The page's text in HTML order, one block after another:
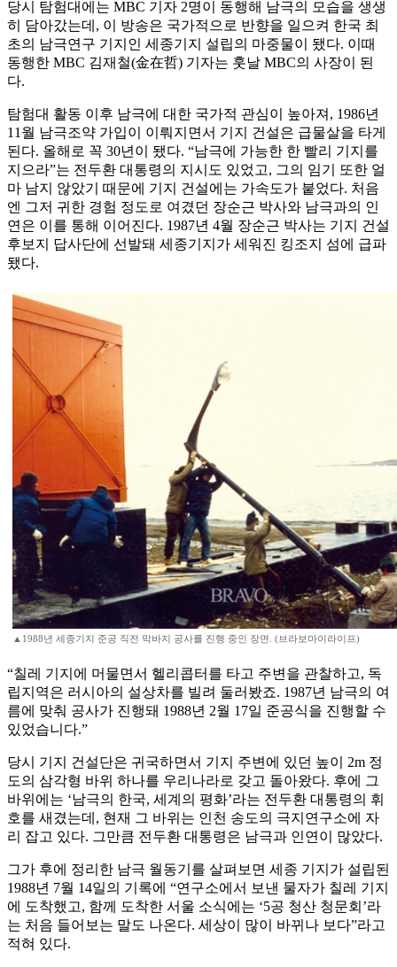
당시 탐험대에는 MBC 기자 2명이 동행해 남극의 모습을 생생
히 담아갔는데, 이 방송은 국가적으로 반향을 일으켜 한국 최
초의 남극연구 기지인 세종기지 설립의 마중물이 됐다. 이때
동행한 MBC 김재철(金在哲) 기자는 훗날 MBC의 사장이 된
다.
탐험대 활동 이후 남극에 대한 국가적 관심이 높아져, 1986년
11월 남극조약 가입이 이뤄지면서 기지 건설은 급물살을 타게
된다. 올해로 꼭 30년이 됐다. “남극에 가능한 한 빨리 기지를
지으라”는 전두환 대통령의 지시도 있었고, 그의 임기 또한 얼
마 남지 않았기 때문에 기지 건설에는 가속도가 붙었다. 처음
엔 그저 귀한 경험 정도로 여겼던 장순근 박사와 남극과의 인
연은 이를 통해 이어진다. 1987년 4월 장순근 박사는 기지 건설
후보지 답사단에 선발돼 세종기지가 세워진 킹조지 섬에 급파
됐다.
▲1988년 세종기지 준공 직전 막바지 공사를 진행 중인 장면. (브라보마이라이프)
“칠레 기지에 머물면서 헬리콥터를 타고 주변을 관찰하고, 독
립지역은 러시아의 설상차를 빌려 둘러봤죠. 1987년 남극의 여
름에 맞춰 공사가 진행돼 1988년 2월 17일 준공식을 진행할 수
있었습니다.”
당시 기지 건설단은 귀국하면서 기지 주변에 있던 높이 2m 정
도의 삼각형 바위 하나를 우리나라로 갖고 돌아왔다. 후에 그
바위에는 ‘남극의 한국, 세계의 평화’라는 전두환 대통령의 휘
호를 새겼는데, 현재 그 바위는 인천 송도의 극지연구소에 자
리 잡고 있다. 그만큼 전두환 대통령은 남극과 인연이 많았다.
그가 후에 정리한 남극 월동기를 살펴보면 세종 기지가 설립된
1988년 7월 14일의 기록에 “연구소에서 보낸 물자가 칠레 기지
에 도착했고, 함께 도착한 서울 소식에는 ‘5공 청산 청문회’라
는 처음 들어보는 말도 나온다. 세상이 많이 바뀌나 보다”라고
적혀 있다.